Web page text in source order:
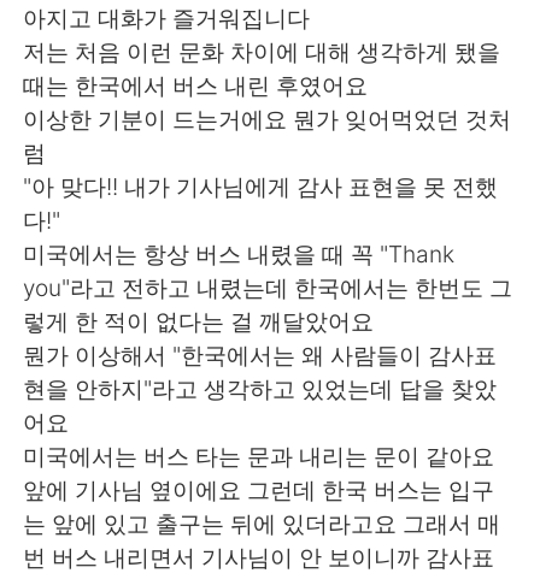
아지고 대화가 즐거워집니다
저는 처음 이런 문화 차이에 대해 생각하게 됐을
때는 한국에서 버스 내린 후였어요
이상한 기분이 드는거에요 뭔가 잊어먹었던 것처
럼
"아 맞다!! 내가 기사님에게 감사 표현을 못 전했
다!"
미국에서는 항상 버스 내렸을 때 꼭 "Thank
you"라고 전하고 내렸는데 한국에서는 한번도 그
렇게 한 적이 없다는 걸 깨달았어요
뭔가 이상해서 "한국에서는 왜 사람들이 감사표
현을 안하지"라고 생각하고 있었는데 답을 찾았
어요
미국에서는 버스 타는 문과 내리는 문이 같아요
앞에 기사님 옆이에요 그런데 한국 버스는 입구
는 앞에 있고 출구는 뒤에 있더라고요 그래서 매
번 버스 내리면서 기사님이 안 보이니까 감사표